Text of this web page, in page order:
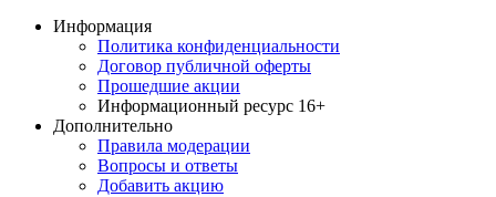
Информация
Политика конфиденциальности
Договор публичной оферты
Прошедшие акции
Информационный ресурс 16+
Дополнительно
Правила модерации
Вопросы и ответы
Добавить акцию